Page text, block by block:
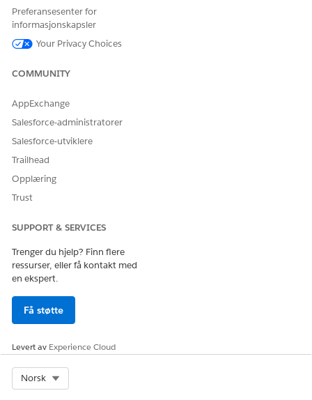
Klikk påKoble til en Salesforce-organisasjon
Når organisasjonen er koblet til, kontrollerer du at
tilkoblingen er synlig og aktiv.
SE OGSÅ:
Preferansesenter for
informasjonskapsler
Your Privacy Choices
COMMUNITY
AppExchange
Salesforce-administratorer
Salesforce-utviklere
Trailhead
Opplæring
Trust
SUPPORT & SERVICES
Trenger du hjelp? Finn flere
ressurser, eller få kontakt med
en ekspert.
Få støtte
Levert av Experience Cloud
Norsk